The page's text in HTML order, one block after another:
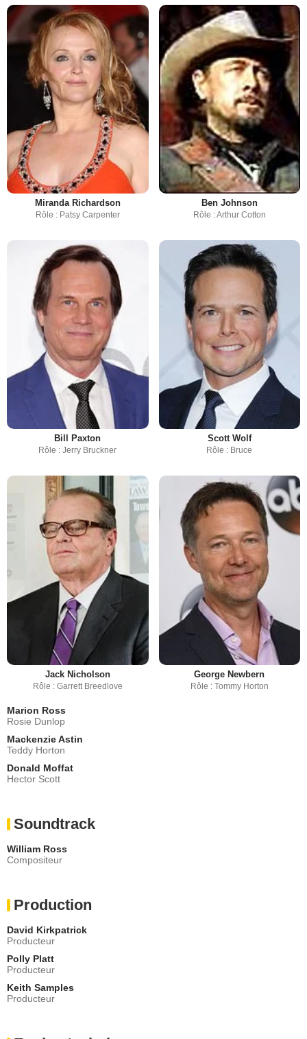
Miranda Richardson
Rôle : Patsy Carpenter
Ben Johnson
Rôle : Arthur Cotton
Bill Paxton
Rôle : Jerry Bruckner
Scott Wolf
Rôle : Bruce
Jack Nicholson
Rôle : Garrett Breedlove
George Newbern
Rôle : Tommy Horton
Marion Ross
Rosie Dunlop
Mackenzie Astin
Teddy Horton
Donald Moffat
Hector Scott
Soundtrack
William Ross
Compositeur
Production
David Kirkpatrick
Producteur
Polly Platt
Producteur
Keith Samples
Producteur